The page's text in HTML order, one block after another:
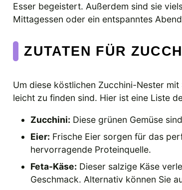
Esser begeistert. Außerdem sind sie
Mittagessen oder ein entspanntes
ZUTATEN FÜR
Um diese köstlichen Zucchini-Nester
leicht zu finden sind. Hier ist eine Liste
Zucchini: Diese grünen Gemüse
Eier: Frische Eier sorgen für das
hervorragende Proteinquelle.
Feta-Käse: Dieser salzige Käse
Geschmack. Alternativ können Sie